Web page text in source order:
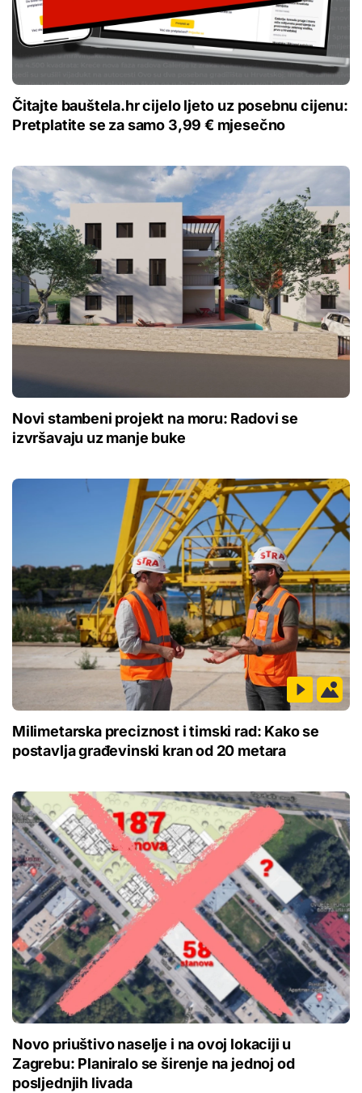
Čitajte bauštela.hr cijelo ljeto uz posebnu cijenu:
Pretplatite se za samo 3,99 € mjesečno
Novi stambeni projekt na moru: Radovi se
izvršavaju uz manje buke
Milimetarska preciznost i timski rad: Kako se
postavlja građevinski kran od 20 metara
Novo priuštivo naselje i na ovoj lokaciji u
Zagrebu: Planiralo se širenje na jednoj od
posljednjih livada